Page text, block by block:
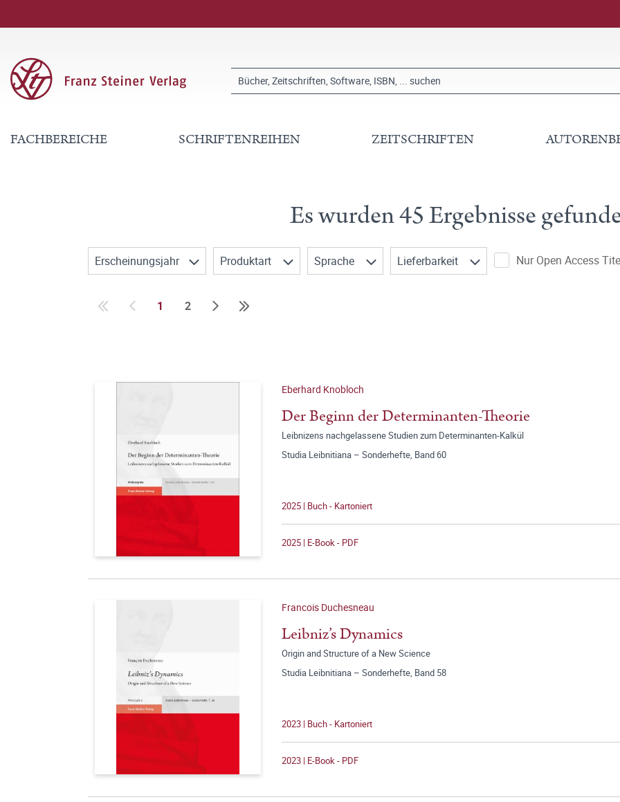
FACHBEREICHE SCHRIFTENREIHEN ZEITSCHRIFTEN
Es wurden 45 Ergebnisse
Erscheinungsjahr Produktart Sprache Lieferbarkeit Nur Open Access
1 2
Eberhard Knobloch
Der Beginn der Determinanten-Theorie
Leibnizens nachgelassene Studien zum Determinanten-Kalkül
Studia Leibnitiana – Sonderhefte, Band 60
2025 | Buch - Kartoniert
2025 | E-Book - PDF
Francois Duchesneau
Leibniz’s Dynamics
Origin and Structure of a New Science
Studia Leibnitiana – Sonderhefte, Band 58
2023 | Buch - Kartoniert
2023 | E-Book - PDF